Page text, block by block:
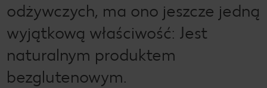
odżywczych, ma ono jeszcze jedną
wyjątkową właściwość: Jest
naturalnym produktem
bezglutenowym.